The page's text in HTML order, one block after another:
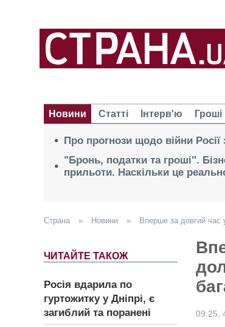
Новини Статті Інтерв'ю Гроші
Про прогнози щодо війни
"Бронь, податки та гроші".
прильоти. Наскільки це
Страна » Новини » Вперше за довгий час
ЧИТАЙТЕ ТАКОЖ
Росія вдарила по
гуртожитку у Дніпрі, є
загиблий та поранені
09:25,